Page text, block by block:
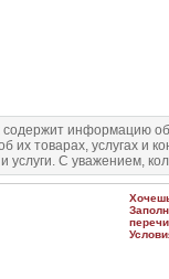
информацию
товарах, услугах и
услуги. С уважением,